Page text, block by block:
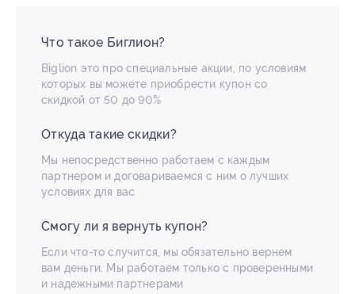
Что такое Биглион?
Biglion это про специальные акции, по условиям
которых вы можете приобрести купон со
скидкой от 50 до 90%
Откуда такие скидки?
Мы непосредственно работаем с каждым
партнером и договариваемся с ним о лучших
условиях для вас
Смогу ли я вернуть купон?
Если что-то случится, мы обязательно вернем
вам деньги. Мы работаем только с проверенными
и надежными партнерами